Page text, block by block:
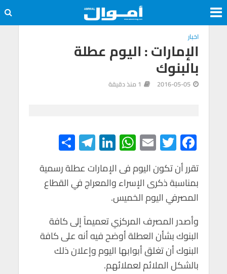
اخبار
الإمارات : اليوم عطلة
بالبنوك
2016-05-05 1 منذ دقيقة
F
ac
e
b
o
o
k
T
wi
tt
er
E
m
ail
W
h
at
s
A
p
p
Li
n
ke
dI
Te
le
gr
a
h
ar
e
تقرر أن تكون اليوم فى الإمارات عطلة رسمية
بمناسبة ذكرى الإسراء والمعراج في القطاع
المصرفي اليوم الخميس.
وأصدر المصرف المركزي تعميماً إلى كافة
البنوك بشأن العطلة أوضح فيه أنه على كافة
البنوك أن تغلق أبوابها اليوم وإعلان ذلك
بالشكل الملائم لعملائهم.